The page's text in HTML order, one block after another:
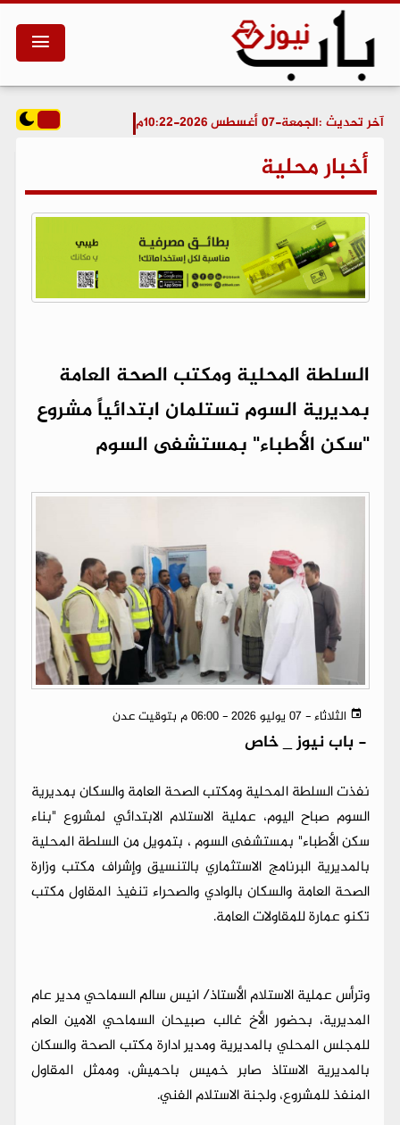
آخر تحديث :الجمعة-07 أغسطس 2026-10:22م
أخبار محلية
السلطة المحلية ومكتب الصحة العامة
بمديرية السوم تستلمان ابتدائياً مشروع
"سكن الأطباء" بمستشفى السوم
الثلاثاء - 07 يوليو 2026 - 06:00 م بتوقيت عدن
- باب نيوز _ خاص
نفذت السلطة المحلية ومكتب الصحة العامة والسكان بمديرية
السوم صباح اليوم، عملية الاستلام الابتدائي لمشروع "بناء
سكن الأطباء" بمستشفى السوم ، بتمويل من السلطة المحلية
بالمديرية البرنامج الاستثماري بالتنسيق وإشراف مكتب وزارة
الصحة العامة والسكان بالوادي والصحراء تنفيذ المقاول مكتب
تكنو عمارة للمقاولات العامة.
وترأس عملية الاستلام الأستاذ/ انيس سالم السماحي مدير عام
المديرية، بحضور الأخ غالب صبيحان السماحي الامين العام
للمجلس المحلي بالمديرية ومدير ادارة مكتب الصحة والسكان
بالمديرية الاستاذ صابر خميس باحميش، وممثل المقاول
المنفذ للمشروع، ولجنة الاستلام الفني.